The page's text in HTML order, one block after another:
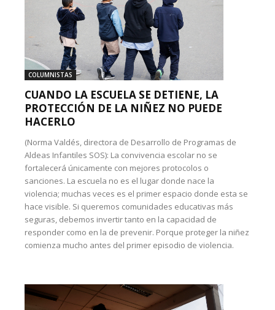
COLUMNISTAS
CUANDO LA ESCUELA SE DETIENE, LA
PROTECCIÓN DE LA NIÑEZ NO PUEDE
HACERLO
(Norma Valdés, directora de Desarrollo de Programas de
Aldeas Infantiles SOS): La convivencia escolar no se
fortalecerá únicamente con mejores protocolos o
sanciones. La escuela no es el lugar donde nace la
violencia; muchas veces es el primer espacio donde esta se
hace visible. Si queremos comunidades educativas más
seguras, debemos invertir tanto en la capacidad de
responder como en la de prevenir. Porque proteger la niñez
comienza mucho antes del primer episodio de violencia.